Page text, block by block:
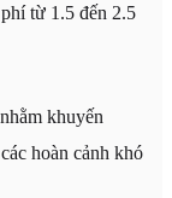
từ 1.5 đến 2.5
khuyến
hoàn cảnh khó